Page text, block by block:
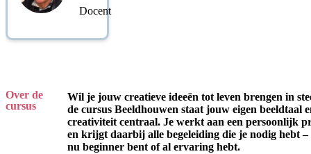
Docent
Over de
cursus
Wil je jouw creatieve ideeën tot leven brengen in
de cursus Beeldhouwen staat jouw eigen beeldtaal
creativiteit centraal. Je werkt aan een persoonlijk
en krijgt daarbij alle begeleiding die je nodig hebt –
nu beginner bent of al ervaring hebt.